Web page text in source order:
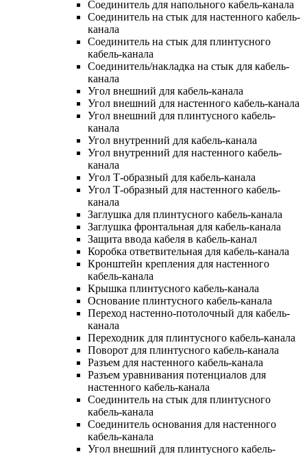
Соединитель для напольного кабель-канала
Соединитель на стык для настенного кабель-
канала
Соединитель на стык для плинтусного
кабель-канала
Соединитель/накладка на стык для кабель-
канала
Угол внешний для кабель-канала
Угол внешний для настенного кабель-канала
Угол внешний для плинтусного кабель-
канала
Угол внутренний для кабель-канала
Угол внутренний для настенного кабель-
канала
Угол Т-образный для кабель-канала
Угол Т-образный для настенного кабель-
канала
Заглушка для плинтусного кабель-канала
Заглушка фронтальная для кабель-канала
Защита ввода кабеля в кабель-канал
Коробка ответвительная для кабель-канала
Кронштейн крепления для настенного
кабель-канала
Крышка плинтусного кабель-канала
Основание плинтусного кабель-канала
Переход настенно-потолочный для кабель-
канала
Переходник для плинтусного кабель-канала
Поворот для плинтусного кабель-канала
Разъем для настенного кабель-канала
Разъем уравнивания потенциалов для
настенного кабель-канала
Соединитель на стык для плинтусного
кабель-канала
Соединитель основания для настенного
кабель-канала
Угол внешний для плинтусного кабель-